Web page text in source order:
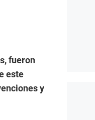
fueron
este
y